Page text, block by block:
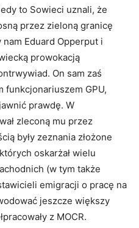
to Sowieci uznali, że
przez zieloną granicę
Eduard Opperput i
prowokacją
On sam zaś
funkcjonariuszem GPU,
prawdę. W
zleconą mu przez
były zeznania złożone
oskarżał wielu
(w tym także
emigracji o pracę na
jeszcze większy
z MOCR.